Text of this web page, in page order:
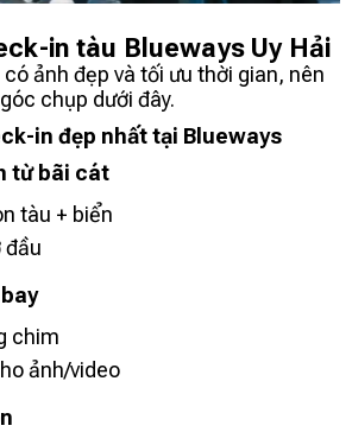
in tàu Blueways Uy Hải
ảnh đẹp và tối ưu thời gian, nên
chụp dưới đây.
in đẹp nhất tại Blueways
từ bãi cát
tàu + biển
đầu
chim
ảnh/video